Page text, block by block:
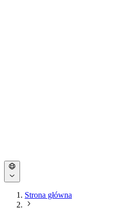
Strona główna